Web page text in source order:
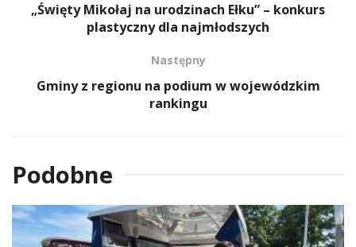
„Święty Mikołaj na urodzinach Ełku” – konkurs
plastyczny dla najmłodszych
Następny
Gminy z regionu na podium w wojewódzkim
rankingu
Podobne